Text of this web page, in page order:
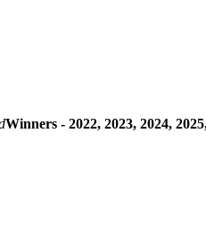
Winners - 2022, 2023, 2024,